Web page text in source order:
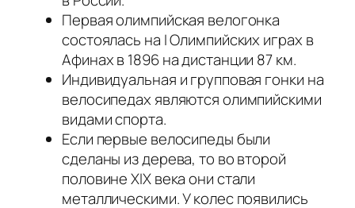
Первая олимпийская велогонка
состоялась на I Олимпийских играх в
Афинах в 1896 на дистанции 87 км.
Индивидуальная и групповая гонки на
велосипедах являются олимпийскими
видами спорта.
Если первые велосипеды были
сделаны из дерева, то во второй
половине XIX века они стали
металлическими. У колес появились